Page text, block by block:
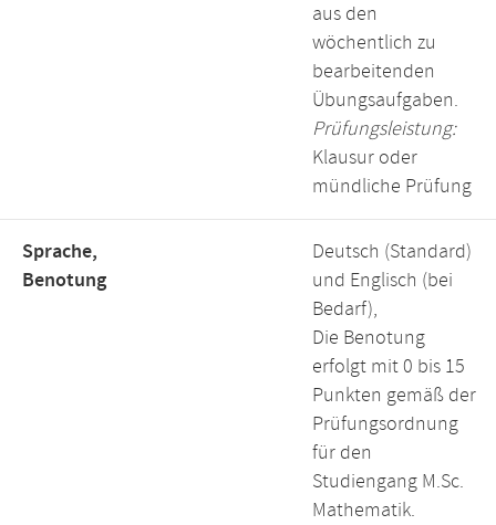
aus den
wöchentlich zu
bearbeitenden
Übungsaufgaben.
Prüfungsleistung:
Klausur oder
mündliche Prüfung
Sprache,
Benotung
Deutsch (Standard)
und Englisch (bei
Bedarf),
Die Benotung
erfolgt mit 0 bis 15
Punkten gemäß der
Prüfungsordnung
für den
Studiengang M.Sc.
Mathematik.